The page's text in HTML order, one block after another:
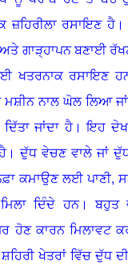
ਜ਼ਹਿਰੀਲਾ ਰਸਾਇਣ
ਅਤੇ ਗਾੜ੍ਹਾਪਨ ਬਣਾਈ
ਖਤਰਨਾਕ ਰਸਾਇਣ
ਮਸ਼ੀਨ ਨਾਲ ਘੋਲ ਲਿਆ
ਜਾਂਦਾ ਹੈ।ਇਹ
।ਦੁੱਧ ਵੇਚਣ ਵਾਲੇ ਜਾਂ
ਕਮਾਉਣ ਲਈ ਪਾਣੀ,
ਦਿੰਦੇ ਹਨ।ਬਹੁਤ
ਹੋਣ ਕਾਰਨ ਮਿਲਾਵਟ
ਸ਼ਹਿਰੀ ਖੇਤਰਾਂ ਵਿੱਚ ਦੁੱਧ